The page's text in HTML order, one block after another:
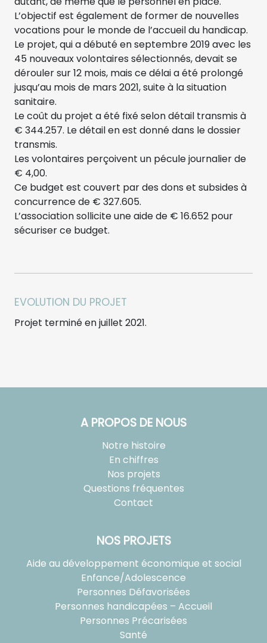
L’objectif est également de former de nouvelles
vocations pour le monde de l’accueil du handicap.
Le projet, qui a débuté en septembre 2019 avec les
45 nouveaux volontaires sélectionnés, devait se
dérouler sur 12 mois, mais ce délai a été prolongé
jusqu’au mois de mars 2021, suite à la situation
sanitaire.
Le coût du projet a été fixé selon détail transmis à
€ 344.257. Le détail en est donné dans le dossier
transmis.
Les volontaires perçoivent un pécule journalier de
€ 4,00.
Ce budget est couvert par des dons et subsides à
concurrence de € 327.605.
L’association sollicite une aide de € 16.652 pour
sécuriser ce budget.
EVOLUTION DU PROJET
Projet terminé en juillet 2021.
A PROPOS DE NOUS
Notre histoire
En chiffres
Nos projets
Questions fréquentes
Contact
NOS PROJETS
Aide au développement économique et social
Enfance/Adolescence
Personnes Défavorisées
Personnes handicapées – Accueil
Personnes Précarisées
Santé